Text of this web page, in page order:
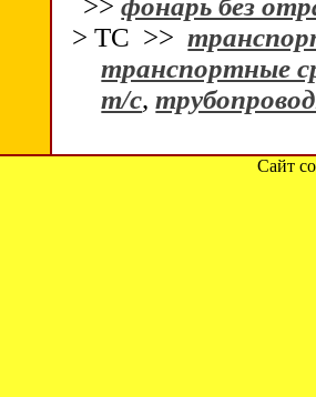
>>фонарь без
> ТС >>
транспортные
т/с,
Сайт